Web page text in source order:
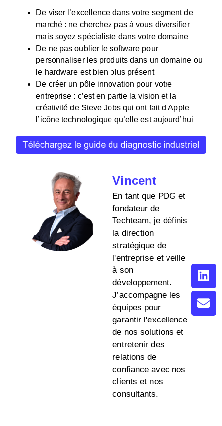
De viser l’excellence dans votre segment de
marché : ne cherchez pas à vous diversifier
mais soyez spécialiste dans votre domaine
De ne pas oublier le software pour
personnaliser les produits dans un domaine ou
le hardware est bien plus présent
De créer un pôle innovation pour votre
entreprise : c’est en partie la vision et la
créativité de Steve Jobs qui ont fait d’Apple
l’icône technologique qu’elle est aujourd’hui
Vincent
En tant que PDG et
fondateur de
Techteam, je définis
la direction
stratégique de
l'entreprise et veille
à son
développement.
J’accompagne les
équipes pour
garantir l'excellence
de nos solutions et
entretenir des
relations de
confiance avec nos
clients et nos
consultants.